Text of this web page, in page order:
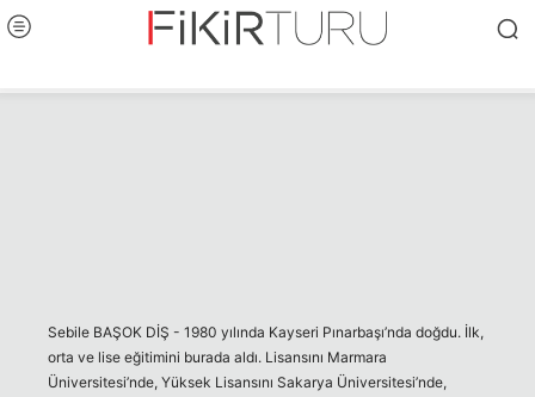
Sebile BAŞOK DİŞ - 1980 yılında Kayseri Pınarbaşı’nda doğdu. İlk,
orta ve lise eğitimini burada aldı. Lisansını Marmara
Üniversitesi’nde, Yüksek Lisansını Sakarya Üniversitesi’nde,